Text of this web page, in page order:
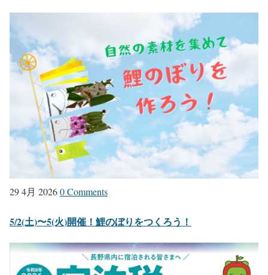
29 4月 20260 Comments
5/2(土)〜5(火)開催！鯉のぼりをつくろう！